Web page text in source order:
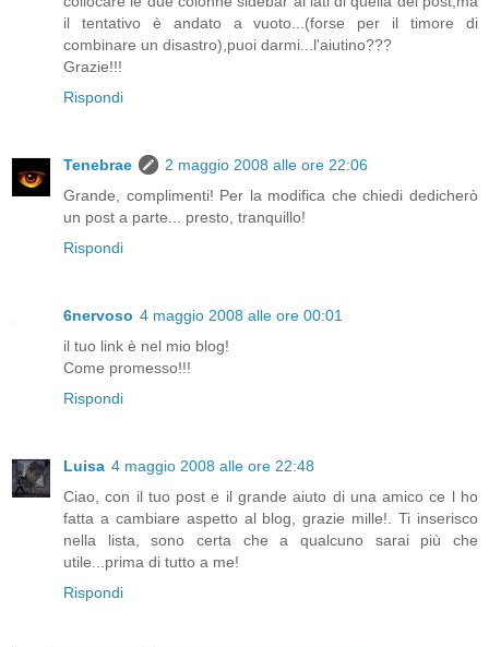
il tentativo è andato a vuoto...(forse per il timore di
combinare un disastro),puoi darmi...l'aiutino???
Grazie!!!
Rispondi
Tenebrae
2 maggio 2008 alle ore 22:06
Grande, complimenti! Per la modifica che chiedi dedicherò
un post a parte... presto, tranquillo!
Rispondi
6nervoso 4 maggio 2008 alle ore 00:01
il tuo link è nel mio blog!
Come promesso!!!
Rispondi
Luisa 4 maggio 2008 alle ore 22:48
Ciao, con il tuo post e il grande aiuto di una amico ce l ho
fatta a cambiare aspetto al blog, grazie mille!. Ti inserisco
nella lista, sono certa che a qualcuno sarai più che
utile...prima di tutto a me!
Rispondi